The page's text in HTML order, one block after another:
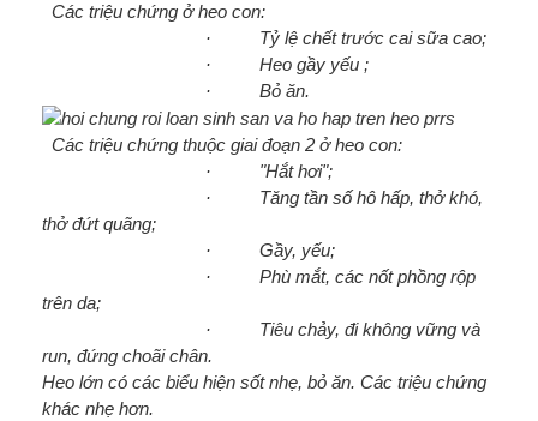
Các triệu chứng ở heo con:
· Tỷ lệ chết trước cai sữa cao;
· Heo gầy yếu ;
· Bỏ ăn.
Các triệu chứng thuộc giai đoạn 2 ở heo con:
· "Hắt hơi";
· Tăng tần số hô hấp, thở khó,
thở đứt quãng;
· Gầy, yếu;
· Phù mắt, các nốt phồng rộp
trên da;
· Tiêu chảy, đi không vững và
run, đứng choãi chân.
Heo lớn có các biểu hiện sốt nhẹ, bỏ ăn. Các triệu chứng
khác nhẹ hơn.